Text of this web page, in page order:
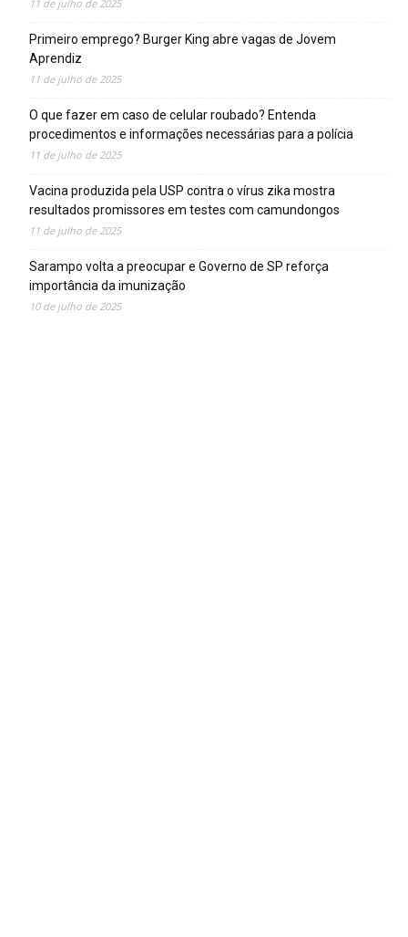
11 de julho de 2025
Primeiro emprego? Burger King abre vagas de Jovem
Aprendiz
11 de julho de 2025
O que fazer em caso de celular roubado? Entenda
procedimentos e informações necessárias para a polícia
11 de julho de 2025
Vacina produzida pela USP contra o vírus zika mostra
resultados promissores em testes com camundongos
11 de julho de 2025
Sarampo volta a preocupar e Governo de SP reforça
importância da imunização
10 de julho de 2025